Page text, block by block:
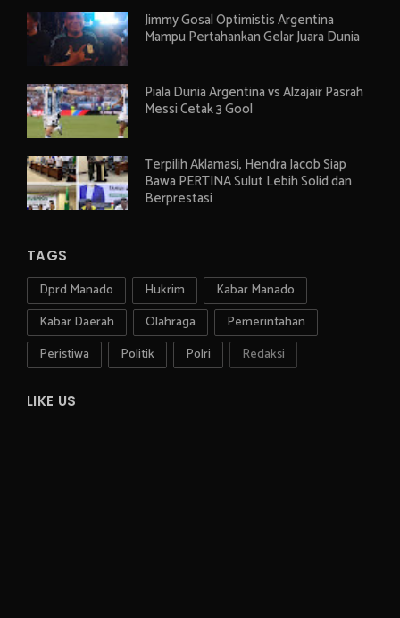
Jimmy Gosal Optimistis Argentina
Mampu Pertahankan Gelar Juara Dunia
Piala Dunia Argentina vs Alzajair Pasrah
Messi Cetak 3 Gool
Terpilih Aklamasi, Hendra Jacob Siap
Bawa PERTINA Sulut Lebih Solid dan
Berprestasi
TAGS
Dprd Manado Hukrim
Kabar Manado
Kabar Daerah
Olahraga
Pemerintahan
Peristiwa
Politik Polri Redaksi
LIKE US